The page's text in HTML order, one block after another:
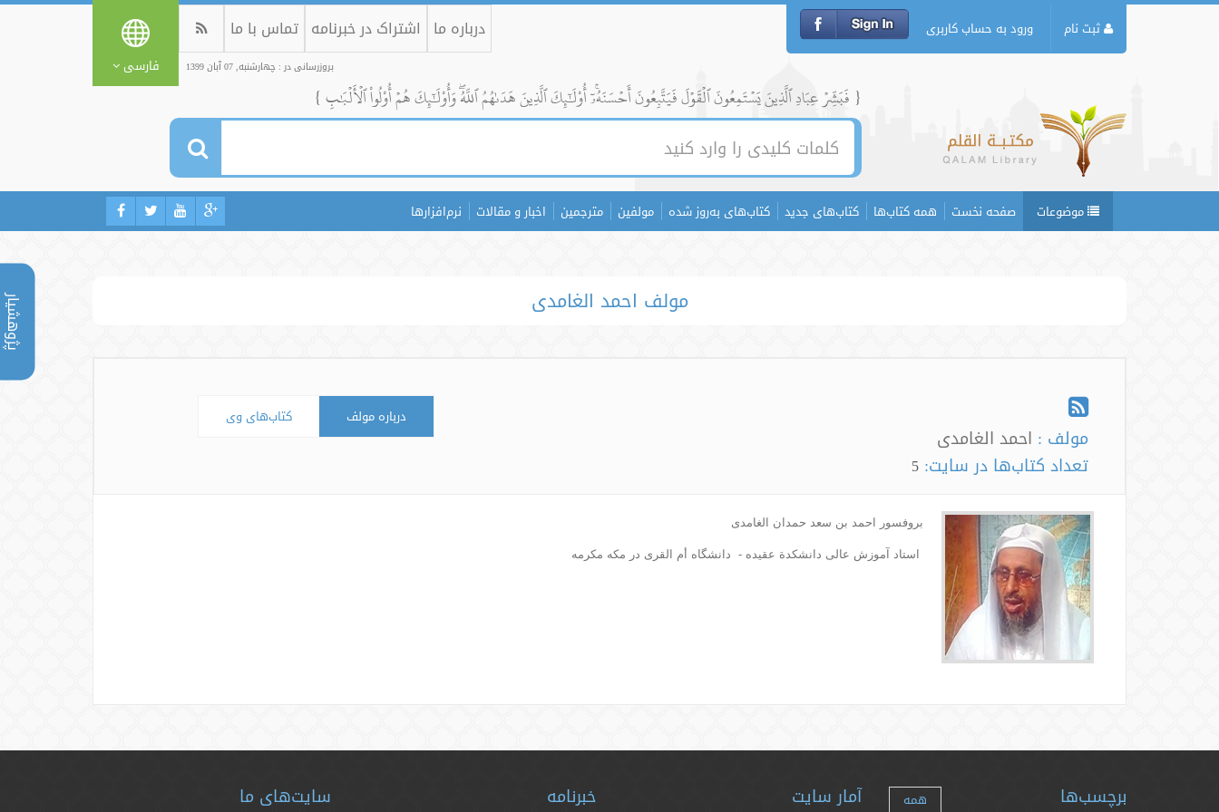
پژوهشیار
ثبت نام ورود به حساب کاربری درباره ما اشتراک در خبرنامه تماس با ما
بروزرسانی در : چهارشنبه, 07 آبان 1399 فارسی
{ فَبَشِّرۡ عِبَادِ ٱلَّذِينَ يَسۡتَمِعُونَ ٱلۡقَوۡلَ فَيَتَّبِعُونَ أَحۡسَنَهُۥٓۚ أُوْلَٰٓئِكَ ٱلَّذِينَ هَدَىٰهُمُ ٱللَّهُۖ وَأُوْلَٰٓئِكَ هُمۡ أُوْلُواْ ٱلۡأَلۡبَٰبِ }
موضوعات صفحه نخست همه کتاب‌ها کتاب‌های جدید کتاب‌های به‌روز شده مولفین مترجمین اخبار و مقالات نرم‌افزارها
مولف احمد الغامدی
مولف : احمد الغامدی
تعداد کتاب‌ها در سایت: 5
درباره مولف کتاب‌های وی
بروفسور احمد بن سعد حمدان الغامدی
استاد آموزش عالی دانشکدة عقیده - دانشگاه أم القری در مكه مكرمه
برچسب‌ها همه آمار سایت خبرنامه سایت‌های ما